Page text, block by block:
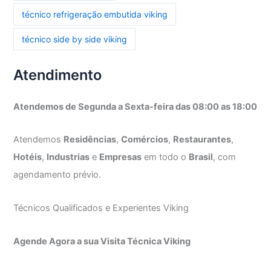
técnico refrigeração embutida viking
técnico side by side viking
Atendimento
Atendemos de Segunda a Sexta-feira das 08:00 as 18:00
Atendemos Residências,Comércios, Restaurantes,
Hotéis, Industrias e Empresas em todo o Brasil, com
agendamento prévio.
Técnicos Qualificados e Experientes Viking
Agende Agora a sua Visita Técnica Viking